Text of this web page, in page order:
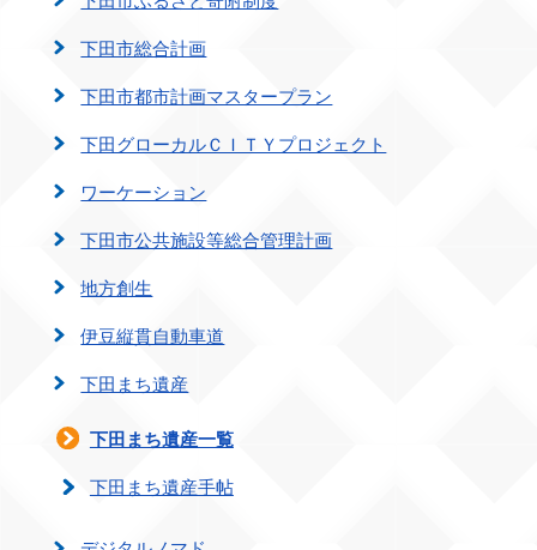
下田市総合計画
下田市都市計画マスタープラン
下田グローカルＣＩＴＹプロジェクト
ワーケーション
下田市公共施設等総合管理計画
地方創生
伊豆縦貫自動車道
下田まち遺産
下田まち遺産一覧
下田まち遺産手帖